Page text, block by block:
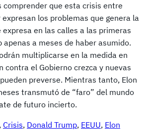
comprender que esta crisis entre
los problemas que genera la
en las calles a las primeras
apenas a meses de haber asumido.
multiplicarse en la medida en
contra el Gobierno crezca y nuevas
preverse. Mientras tanto, Elon
transmutó de “faro” del mundo
de futuro incierto.
, Crisis, Donald Trump, EEUU, Elon